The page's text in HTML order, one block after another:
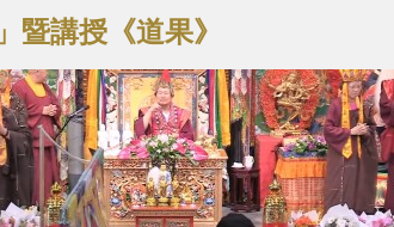
暨講授《道果》